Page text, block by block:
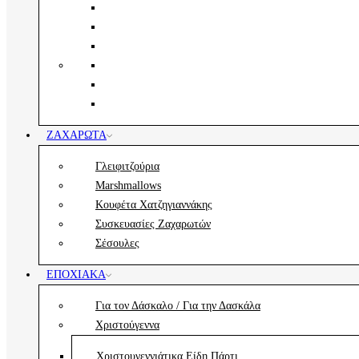
ΖΑΧΑΡΩΤΆ
Γλειφιτζούρια
Marshmallows
Κουφέτα Χατζηγιαννάκης
Συσκευασίες Ζαχαρωτών
Σέσουλες
ΕΠΟΧΙΑΚΆ
Για τον Δάσκαλο / Για την Δασκάλα
Χριστούγεννα
Χριστουγεννιάτικα Είδη Πάρτι